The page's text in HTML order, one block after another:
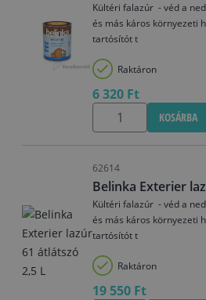
Kültéri falazúr - véd a
és más káros környezeti
tartósítót t
Raktáron
6 320 Ft
KOSÁRBA
62614
Belinka Exterier
Kültéri falazúr - véd a
és más káros környezeti
tartósítót t
Raktáron
19 550 Ft